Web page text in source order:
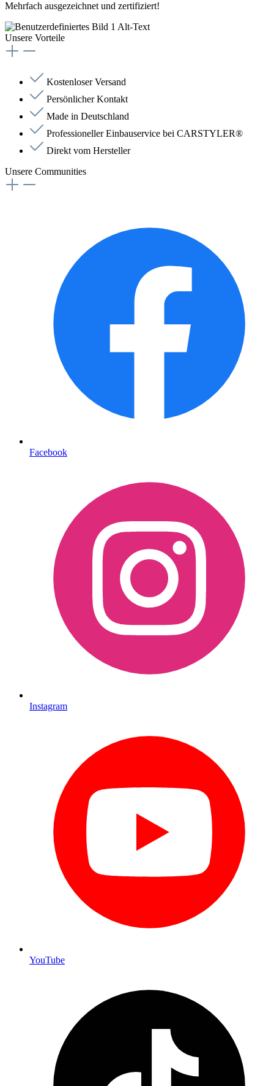
Mehrfach ausgezeichnet und zertifiziert!
Unsere Vorteile
Kostenloser Versand
Persönlicher Kontakt
Made in Deutschland
Professioneller Einbauservice bei CARSTYLER®
Direkt vom Hersteller
Unsere Communities
Facebook
Instagram
YouTube